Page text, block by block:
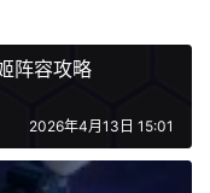
阵容攻略
2026年4月13日 15:01